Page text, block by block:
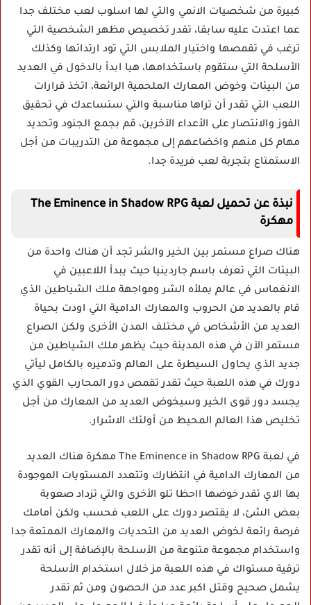
كبيرة من شخصيات الانمي والتي لها اسلوب لعب مختلف جدا
عما اعتدت عليه سابقا، تقدر تخصيص مظهر الشخصية التي
ترغب في تقمصها واختيار الملابس التي تود ارتدائها وكذلك
الأسلحة التي ستقوم باستخدامها، هيا ابدأ بالدخول في العديد
من البيئات وخوض المعارك الملحمية الرائعة، اتخذ قرارات
اللعب التي تقدر أن تراها مناسبة والتي ستساعدك في تحقيق
الفوز والانتصار على الأعداء الآخرين، قم بجمع الجنود وتحديد
مهام كل منهم واخضاعهم إلى مجموعة من التدريبات من أجل
الاستمتاع بتجربة لعب فريدة جدا.
نبذة عن تحميل لعبة The Eminence in Shadow RPG
مهكرة
هناك صراع مستمر بين الخير والشر تجد أن هناك واحدة من
البيئات التي تعرف باسم جاردينيا حيث يبدأ اللاعبين في
الانغماس في عالم يملأه الشر ومواجهة ملك الشياطين الذي
قام بالعديد من الحروب والمعارك الدامية التي اودت بحياة
العديد من الأشخاص في مختلف المدن الأخرى ولكن الصراع
مستمر الآن في هذه المدينة حيث يظهر ملك الشياطين من
جديد الذي يحاول السيطرة على العالم وتدميره بالكامل ليأتي
دورك في هذه اللعبة حيث تقدر تقمص دور المحارب القوي الذي
يجسد دور قوى الخير وسيخوض العديد من المعارك من أجل
تخليص هذا العالم المحيط من أولئك الاشرار.
في لعبة The Eminence in Shadow RPG مهكرة هناك العديد
من المعارك الدامية في انتظارك وتتعدد المستويات الموجودة
بها الاي تقدر خوضها ااحظا تلو الأخرى والتي تزداد صعوبة
بعض الشئ، لا يقتصر دورك على اللعب فحسب ولكن أمامك
فرصة رائعة لخوض العديد من التحديات والمعارك الممتعة جدا
واستخدام مجموعة متنوعة من الأسلحة بالإضافة إلى أنه تقدر
ترقية مستواك في هذه اللعبة مز خلال استخدام الأسلحة
يشمل صحيح وقتل اكبر عدد من الحصون ومن ثم تقدر